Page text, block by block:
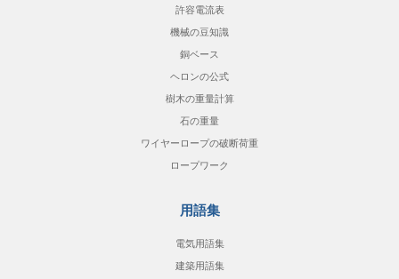
許容電流表
機械の豆知識
銅ベース
ヘロンの公式
樹木の重量計算
石の重量
ワイヤーロープの破断荷重
ロープワーク
用語集
電気用語集
建築用語集